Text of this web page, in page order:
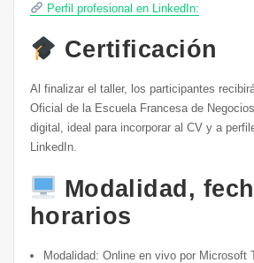
Perfil profesional en LinkedIn:
Certificación
Al finalizar el taller, los participantes
Oficial de la Escuela Francesa de
digital, ideal para incorporar al CV y a
LinkedIn.
Modalidad,
horarios
Modalidad: Online en vivo por Microsoft